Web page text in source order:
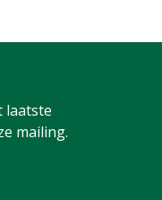
laatste
mailing.